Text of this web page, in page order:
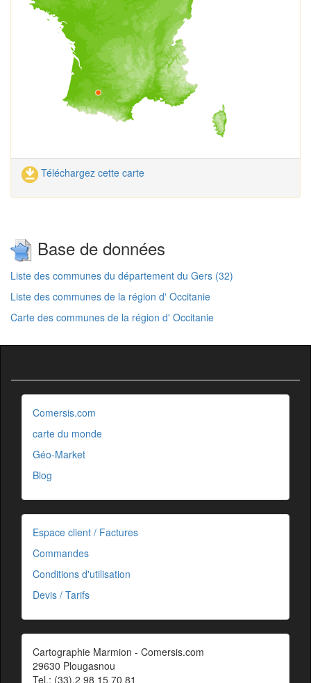
Téléchargez cette carte
Base de données
Liste des communes du département du Gers (32)
Liste des communes de la région d' Occitanie
Carte des communes de la région d' Occitanie
Comersis.com
carte du monde
Géo-Market
Blog
Espace client / Factures
Commandes
Conditions d'utilisation
Devis / Tarifs
Cartographie Marmion - Comersis.com
29630 Plougasnou
Tel.: (33).2 98 15 70 81